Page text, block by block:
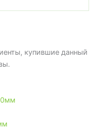
купившие данный